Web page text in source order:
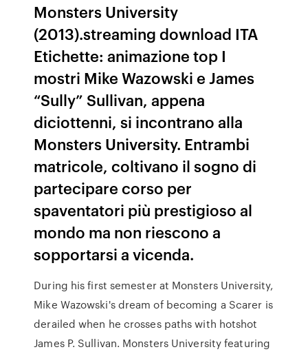
Monsters University
(2013).streaming download ITA
Etichette: animazione top I
mostri Mike Wazowski e James
“Sully” Sullivan, appena
diciottenni, si incontrano alla
Monsters University. Entrambi
matricole, coltivano il sogno di
partecipare corso per
spaventatori più prestigioso al
mondo ma non riescono a
sopportarsi a vicenda.
During his first semester at Monsters University,
Mike Wazowski's dream of becoming a Scarer is
derailed when he crosses paths with hotshot
James P. Sullivan. Monsters University featuring